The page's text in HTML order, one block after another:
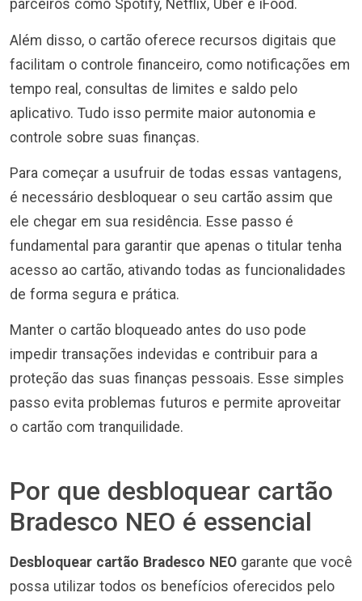
parceiros como Spotify, Netflix, Uber e iFood.
Além disso, o cartão oferece recursos digitais que
facilitam o controle financeiro, como notificações em
tempo real, consultas de limites e saldo pelo
aplicativo. Tudo isso permite maior autonomia e
controle sobre suas finanças.
Para começar a usufruir de todas essas vantagens,
é necessário desbloquear o seu cartão assim que
ele chegar em sua residência. Esse passo é
fundamental para garantir que apenas o titular tenha
acesso ao cartão, ativando todas as funcionalidades
de forma segura e prática.
Manter o cartão bloqueado antes do uso pode
impedir transações indevidas e contribuir para a
proteção das suas finanças pessoais. Esse simples
passo evita problemas futuros e permite aproveitar
o cartão com tranquilidade.
Por que desbloquear cartão
Bradesco NEO é essencial
Desbloquear cartão Bradesco NEO garante que você
possa utilizar todos os benefícios oferecidos pelo